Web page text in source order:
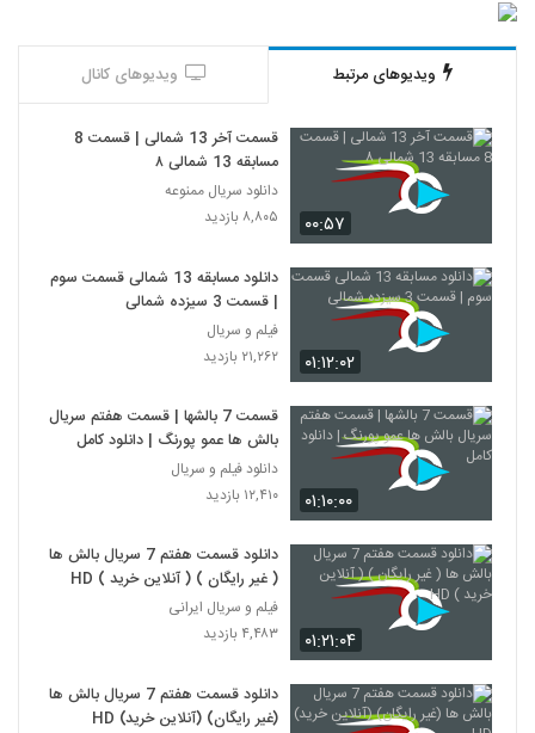
ویدیوهای مرتبط ویدیوهای کانال
۰۰:۵۷
قسمت آخر 13 شمالی | قسمت 8
مسابقه 13 شمالی ۸
دانلود سریال ممنوعه
۸,۸۰۵ بازدید
۰۱:۱۲:۰۲
دانلود مسابقه 13 شمالی قسمت سوم
| قسمت 3 سیزده شمالی
فیلم و سریال
۲۱,۲۶۲ بازدید
۰۱:۱۰:۰۰
قسمت 7 بالشها | قسمت هفتم سریال
بالش ها عمو پورنگ | دانلود کامل
دانلود فیلم و سریال
۱۲,۴۱۰ بازدید
۰۱:۲۱:۰۴
دانلود قسمت هفتم 7 سریال بالش ها
( غیر رایگان ) ( آنلاین خرید ) HD
فیلم و سریال ایرانی
۴,۴۸۳ بازدید
دانلود قسمت هفتم 7 سریال بالش ها
(غیر رایگان) (آنلاین خرید) HD